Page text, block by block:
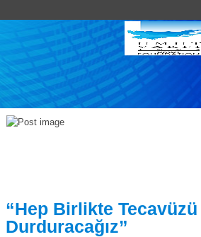
“Hep Birlikte Tecavüzü
Durduracağız”